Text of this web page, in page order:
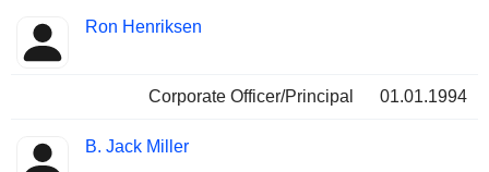
Ron Henriksen
Corporate Officer/Principal 01.01.1994
B. Jack Miller